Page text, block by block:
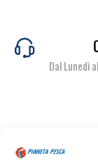
Dal Lunedì